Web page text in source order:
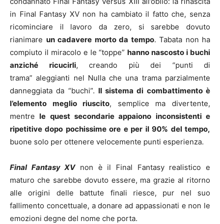
in Final Fantasy XV non ha cambiato il fatto che, senza
ricominciare il lavoro da zero, si sarebbe dovuto
rianimare un cadavere morto da tempo. Tabata non ha
compiuto il miracolo e le “toppe”hanno nascosto i buchi
anziché ricucirli, creando più dei “punti di
trama” aleggianti nel Nulla che una trama parzialmente
danneggiata da “buchi”. Il sistema di combattimento è
l’elemento meglio riuscito, semplice ma divertente,
mentrele quest secondarie appaiono inconsistenti e
ripetitive dopo pochissime ore e per il 90% del tempo,
buone solo per ottenere velocemente punti esperienza.
Final Fantasy XVnon è il Final Fantasy realistico e
maturo che sarebbe dovuto essere, ma grazie al ritorno
alle origini delle battute finali riesce, pur nel suo
fallimento concettuale, a donare ad appassionati e non le
emozioni degne del nome che porta.